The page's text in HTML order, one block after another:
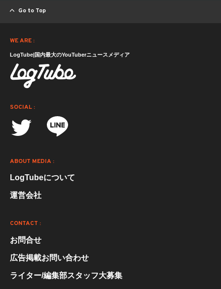
Go to Top
WE ARE :
LogTube|国内最大のYouTuberニュースメディア
SOCIAL :
ABOUT MEDIA :
LogTubeについて
運営会社
CONTACT :
お問合せ
広告掲載お問い合わせ
ライター/編集部スタッフ大募集